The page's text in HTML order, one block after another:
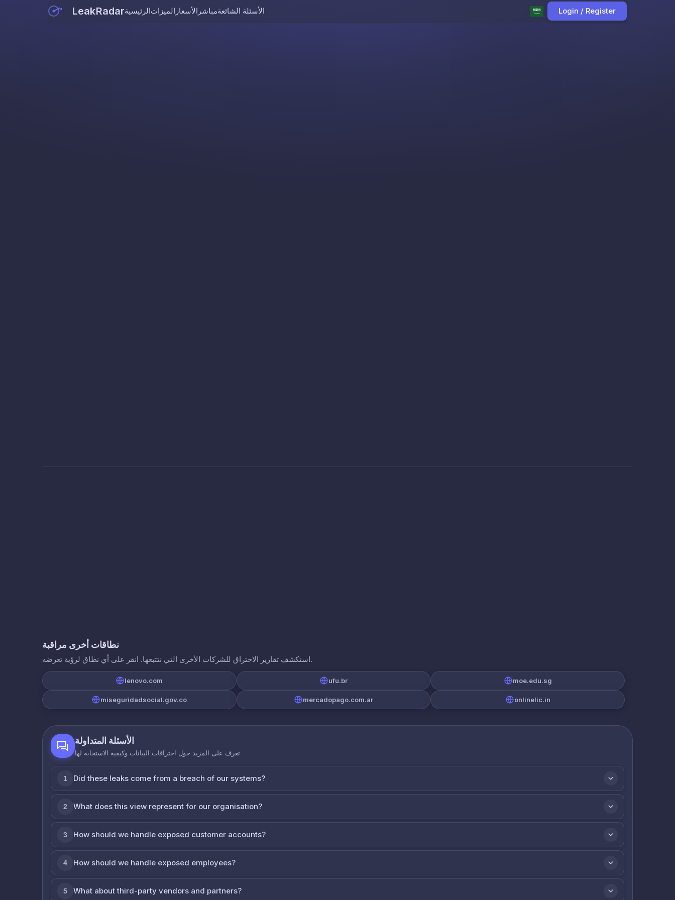
LeakRadarالرئيسيةالميزات الأسعار مباشرالأسئلة الشائعة Login / Register
نطاقات أخرى مراقبة
استكشف تقارير الاختراق للشركات الأخرى التي نتتبعها. انقر على أي نطاق لرؤية تعرضه.
lenovo.com ufu.br moe.edu.sg
miseguridadsocial.gov.co mercadopago.com.ar onlinelic.in
الأسئلة المتداولة
تعرف على المزيد حول اختراقات البيانات وكيفية الاستجابة لها
1 Did these leaks come from a breach of our systems?
2 What does this view represent for our organisation?
3 How should we handle exposed customer accounts?
4 How should we handle exposed employees?
5 What about third-party vendors and partners?